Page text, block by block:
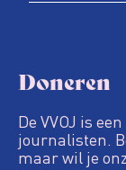
Doneren
De VVOJ is
journalisten.
maar wil je